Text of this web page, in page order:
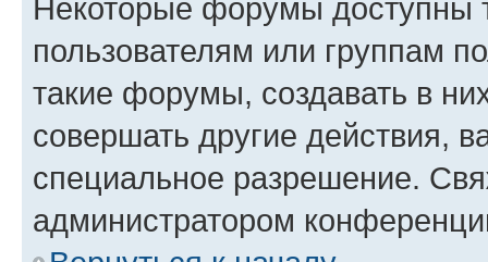
Некоторые форумы доступны
пользователям или группам
такие форумы, создавать в
совершать другие действия,
специальное разрешение.
администратором